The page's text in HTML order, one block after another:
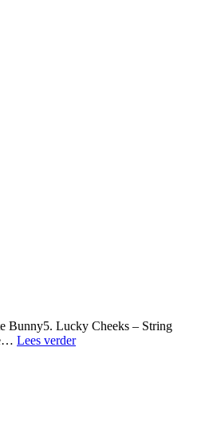
Bunny5. Lucky Cheeks – String
Lees verderBunny